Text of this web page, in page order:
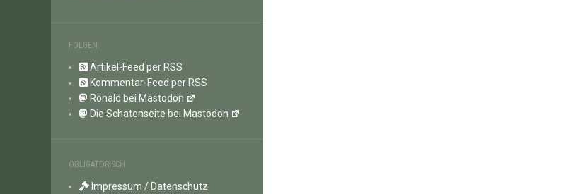
FOLGEN
Artikel-Feed per RSS
Kommentar-Feed per RSS
Ronald bei Mastodon
Die Schatenseite bei Mastodon
OBLIGATORISCH
Impressum / Datenschutz